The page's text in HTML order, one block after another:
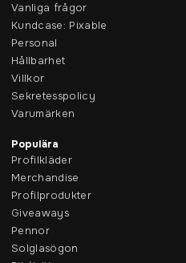
Vanliga frågor
Kundcase: Pixable
Personal
Hållbarhet
Villkor
Sekretesspolicy
Varumärken
Populära
Profilkläder
Merchandise
Profilprodukter
Giveaways
Pennor
Solglasögon